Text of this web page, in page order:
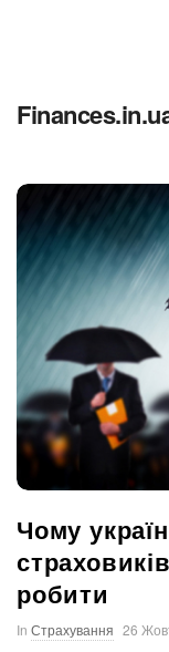
Чому
робити
In Страхування 26